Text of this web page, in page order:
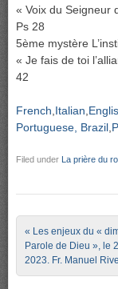
« Voix du Seigneur
Ps 28
5ème mystère
« Je fais de toi
42
French Italian
Portuguese, Brazil
Filed under La prière du
Post navigation
« Les enjeux du «
Parole de Dieu », le
2023. Fr. Manuel